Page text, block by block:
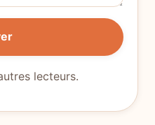
lecteurs.